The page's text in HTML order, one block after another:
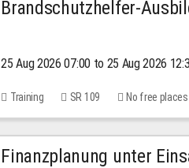
Brandschutzhelfer-
25 Aug 2026 07:00 to 25 Aug 2026
Training SR 109 No free places
Finanzplanung unter